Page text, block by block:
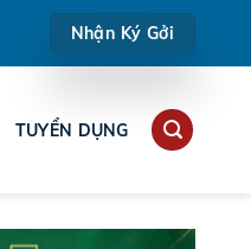
Nhận Ký Gởi
TUYỂN DỤNG